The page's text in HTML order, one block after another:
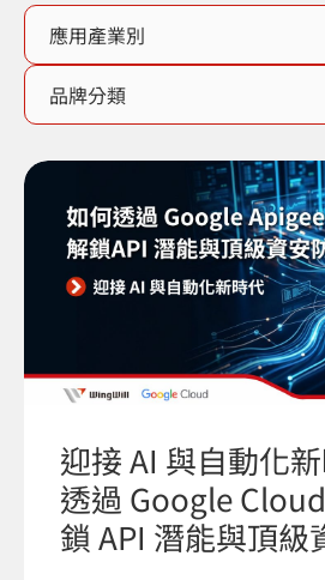
迎接 AI 與自動化
透過 Google
鎖 API 潛能與頂級